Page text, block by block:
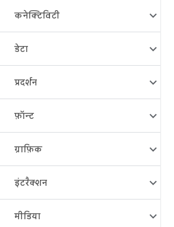
कनेक्टिविटी
डेटा
प्रदर्शन
फ़ॉन्ट
ग्राफ़िक
इंटरैक्शन
मीडिया